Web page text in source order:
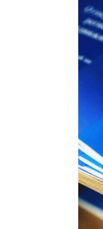
КРЫМ.НЕПОКОРЕННЫЙ
УКРАИНСКАЯ ПРОБЛЕМА